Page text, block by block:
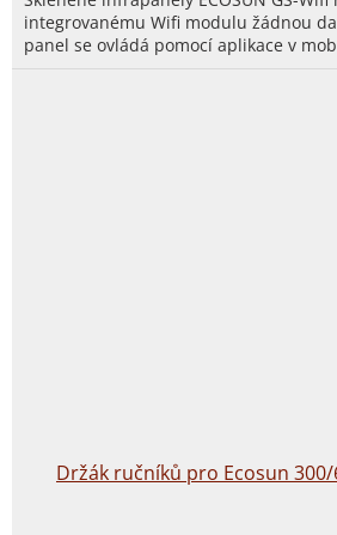
integrovanému Wifi modulu žádnou
panel se ovládá pomocí aplikace v
Držák ručníků pro Ecosun 300/